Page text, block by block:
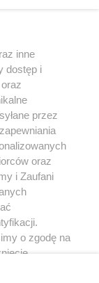
jakikolwiek sposób
polu
w
użycie
z naruszeniem
groźbą kary i
inne
dostęp i
przez
oraz
i Zaufani
o zgodę na